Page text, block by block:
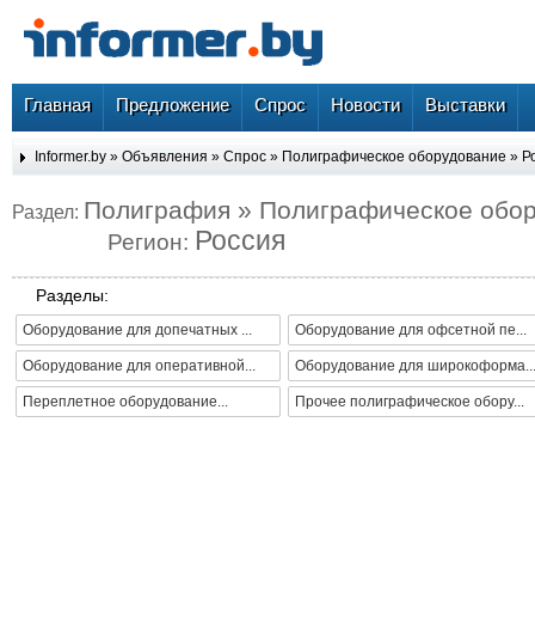
Главная Предложение Спрос Новости Выставки
Informer.by » Объявления » Спрос » Полиграфическое оборудование »
Раздел: Полиграфия » Полиграфическое
Регион: Россия
Разделы:
Оборудование для допечатных ... Оборудование для офсетной пе...
Оборудование для оперативной... Оборудование для широкоформа...
Переплетное оборудование... Прочее полиграфическое обору...